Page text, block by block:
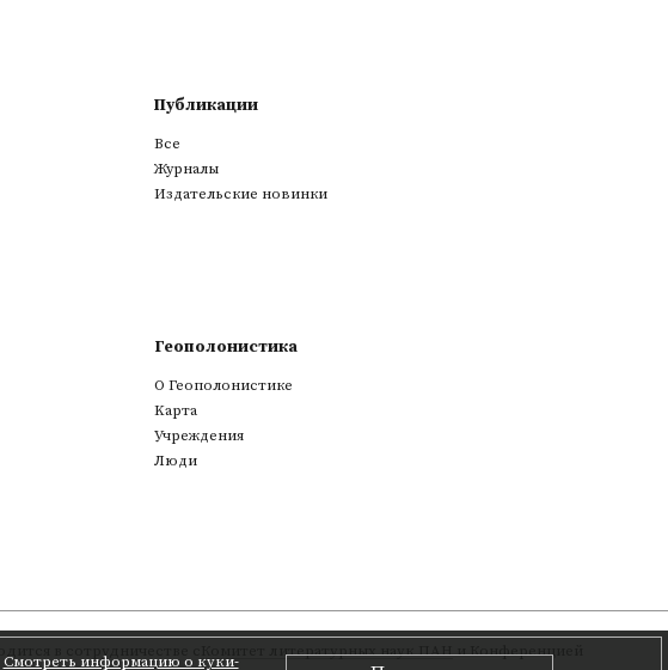
Смотреть информацию о куки-
Публикации
Все
Журналы
Издательские новинки
Геополонистика
О Геополонистике
Kарта
Учреждения
Люди
Комитет литературных наук ПАНи Конференцией